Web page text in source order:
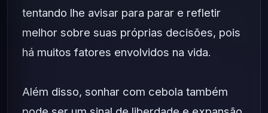
tentando lhe avisar para parar e refletir
melhor sobre suas próprias decisões, pois
há muitos fatores envolvidos na vida.
Além disso, sonhar com cebola também